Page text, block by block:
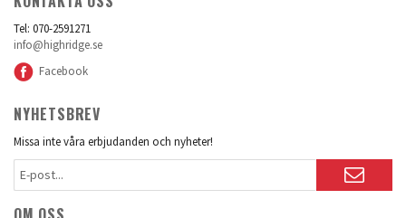
Tel: 070-2591271
info@highridge.se
Facebook
NYHETSBREV
Missa inte våra erbjudanden och nyheter!